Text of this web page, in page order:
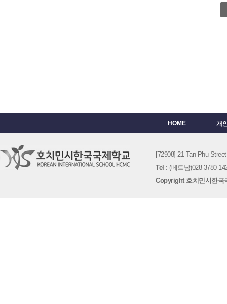
HOME 개
[72908] 21 Tan Phu
Tel : (베트남)028-3780-
Copyright 호치민시한국